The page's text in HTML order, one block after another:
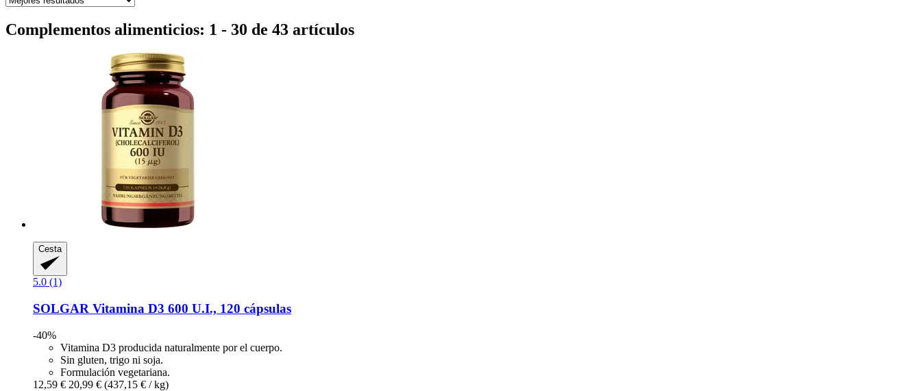
Complementos alimenticios: 1 - 30 de 43 artículos
Cesta
5.0 (1)
SOLGAR Vitamina D3 600 U.I., 120 cápsulas
-40%
Vitamina D3 producida naturalmente por el cuerpo.
Sin gluten, trigo ni soja.
Formulación vegetariana.
12,59 € 20,99 € (437,15 € / kg)